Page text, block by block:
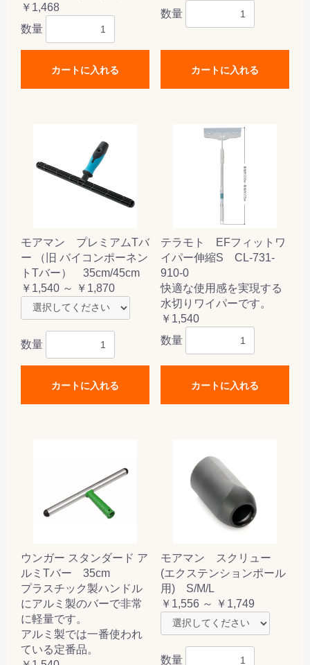
￥1,468
数量
カートに入れる
数量
カートに入れる
モアマン プレミアムTバ
ー （旧 バイコンポーネン
トTバー） 35cm/45cm
￥1,540 ～ ￥1,870
数量
カートに入れる
テラモト EFフィットワ
イパー伸縮S CL-731-
910-0
快適な使用感を実現する
水切りワイパーです。
￥1,540
数量
カートに入れる
ウンガー スタンダード ア
ルミTバー 35cm
プラスチック製ハンドル
にアルミ製のバーで非常
に軽量です。
アルミ製では一番使われ
ている定番品。
モアマン スクリュー
(エクステンションポール
用) S/M/L
￥1,556 ～ ￥1,749
数量